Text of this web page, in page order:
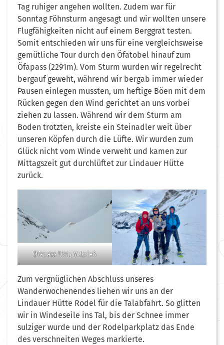
Tag ruhiger angehen wollten. Zudem war für
Sonntag Föhnsturm angesagt und wir wollten unsere
Flugfähigkeiten nicht auf einem Berggrat testen.
Somit entschieden wir uns für eine vergleichsweise
gemütliche Tour durch den Öfatobel hinauf zum
Öfapass (2291m). Vom Sturm wurden wir regelrecht
bergauf geweht, während wir bergab immer wieder
Pausen einlegen mussten, um heftige Böen mit dem
Rücken gegen den Wind gerichtet an uns vorbei
ziehen zu lassen. Während wir dem Sturm am
Boden trotzten, kreiste ein Steinadler weit über
unseren Köpfen durch die Lüfte. Wir wurden zum
Glück nicht vom Winde verweht und kamen zur
Mittagszeit gut durchlüftet zur Lindauer Hütte
zurück.
Öfapass Foto M.Spieß
Zum vergnüglichen Abschluss unseres
Wanderwochenendes liehen wir uns an der
Lindauer Hütte Rodel für die Talabfahrt. So glitten
wir in Windeseile ins Tal, bis der Schnee immer
sulziger wurde und der Rodelparkplatz das Ende
des verschneiten Weges markierte.